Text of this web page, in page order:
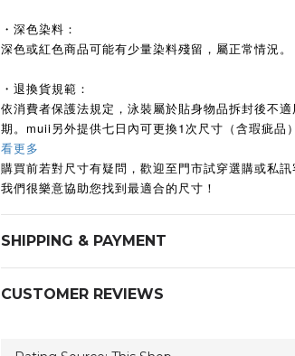
・深色染料：
深色或紅色商品可能有少量染料殘留，屬正常情況。
・退換貨規範：
依消費者保護法規定，泳裝屬於貼身物品拆封後不
期。muii另外提供七日內可更換1次尺寸（含瑕疵品
看更多
購買前若對尺寸有疑問，歡迎至門市試穿選購或私訊
我們很樂意協助您找到最適合的尺寸！
SHIPPING & PAYMENT
CUSTOMER REVIEWS